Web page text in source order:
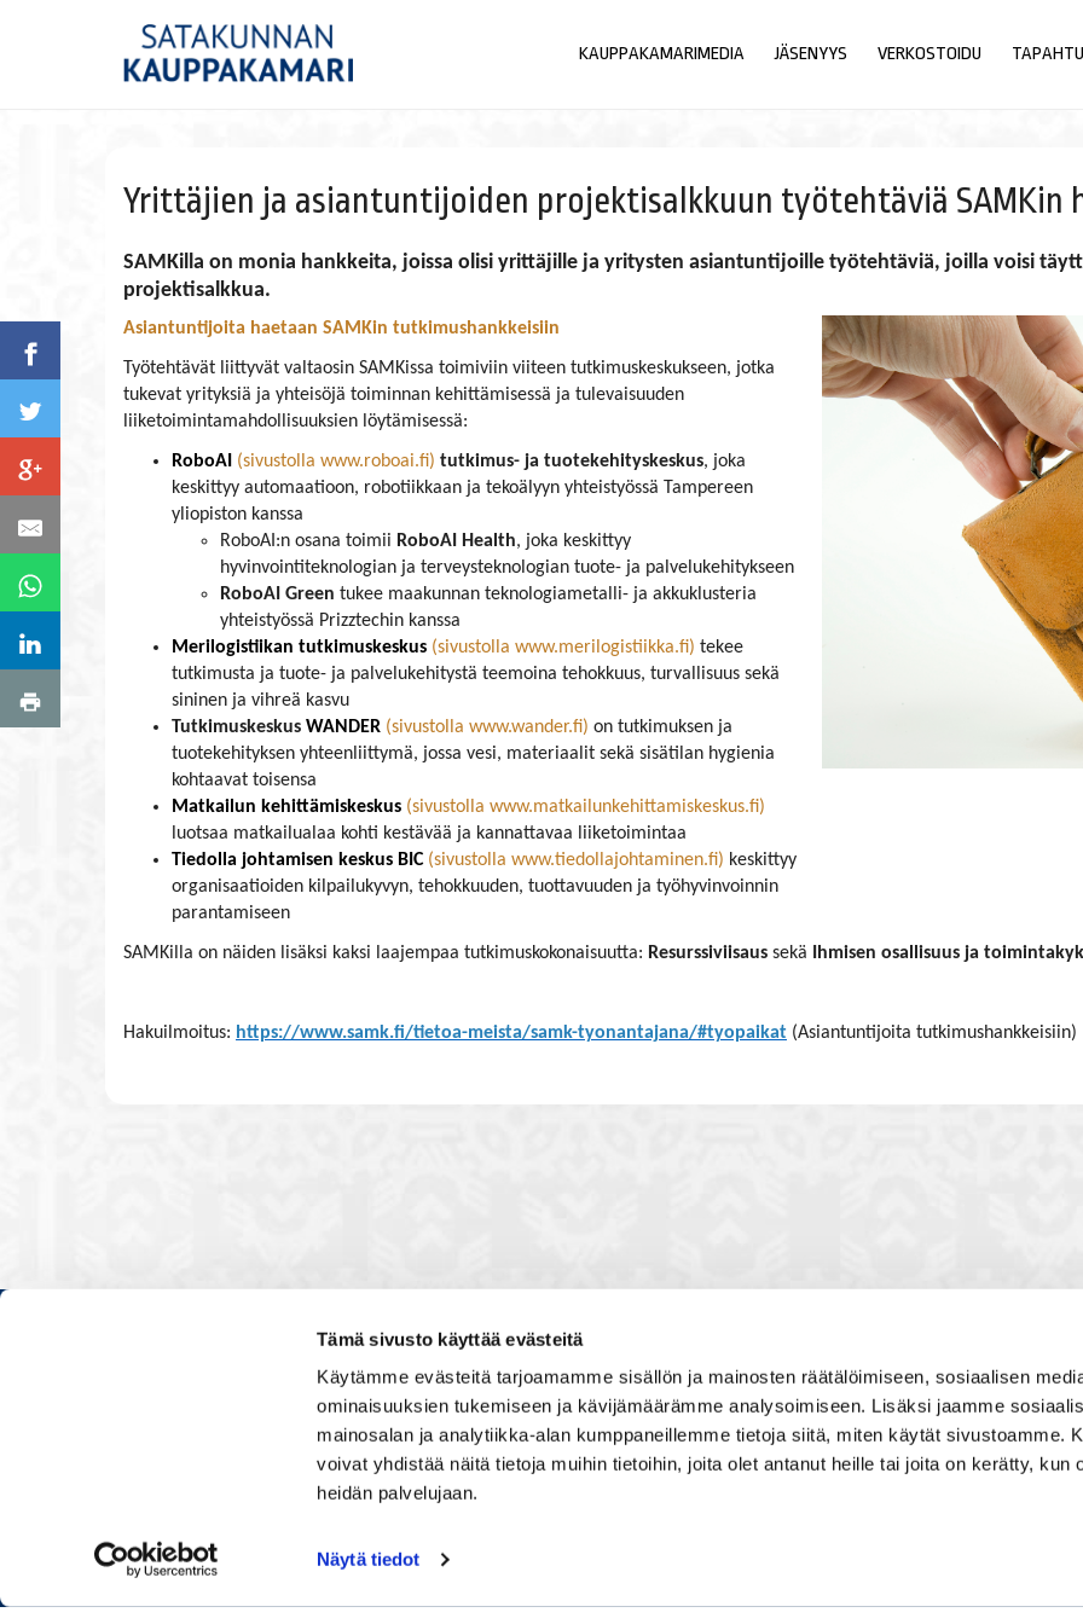
Tämä sivusto käyttää evästeitä
Käytämme evästeitä tarjoamamme sisällön ja mainosten räätälöimiseen, sosiaalisen
ominaisuuksien tukemiseen ja kävijämäärämme analysoimiseen. Lisäksi jaamme
mainosalan ja analytiikka-alan kumppaneillemme tietoja siitä, miten käytät sivustoamme.
voivat yhdistää näitä tietoja muihin tietoihin, joita olet antanut heille tai joita on kerätty, kun
heidän palvelujaan.
Näytä tiedot
KAUPPAKAMARIMEDIA JÄSENYYS VERKOSTOIDU
Yrittäjien ja asiantuntijoiden projektisalkkuun työtehtäviä SAMKin
SAMKilla on monia hankkeita, joissa olisi yrittäjille ja yritysten asiantuntijoille työtehtäviä, joilla voisi
projektisalkkua.
Asiantuntijoita haetaan SAMKin tutkimushankkeisiin
Työtehtävät liittyvät valtaosin SAMKissa toimiviin viiteen tutkimuskeskukseen, jotka
tukevat yrityksiä ja yhteisöjä toiminnan kehittämisessä ja tulevaisuuden
liiketoimintamahdollisuuksien löytämisessä:
RoboAI (sivustolla www.roboai.fi) tutkimus- ja tuotekehityskeskus, joka
keskittyy automaatioon, robotiikkaan ja tekoälyyn yhteistyössä Tampereen
yliopiston kanssa
RoboAI:n osana toimii RoboAI Health, joka keskittyy
hyvinvointiteknologian ja terveysteknologian tuote- ja palvelukehitykseen
RoboAI Green tukee maakunnan teknologiametalli- ja akkuklusteria
yhteistyössä Prizztechin kanssa
Merilogistiikan tutkimuskeskus (sivustolla www.merilogistiikka.fi) tekee
tutkimusta ja tuote- ja palvelukehitystä teemoina tehokkuus, turvallisuus sekä
sininen ja vihreä kasvu
Tutkimuskeskus WANDER (sivustolla www.wander.fi) on tutkimuksen ja
tuotekehityksen yhteenliittymä, jossa vesi, materiaalit sekä sisätilan hygienia
kohtaavat toisensa
Matkailun kehittämiskeskus (sivustolla www.matkailunkehittamiskeskus.fi)
luotsaa matkailualaa kohti kestävää ja kannattavaa liiketoimintaa
Tiedolla johtamisen keskus BIC(sivustolla www.tiedollajohtaminen.fi) keskittyy
organisaatioiden kilpailukyvyn, tehokkuuden, tuottavuuden ja työhyvinvoinnin
parantamiseen
SAMKilla on näiden lisäksi kaksi laajempaa tutkimuskokonaisuutta: Resurssiviisaus sekä Ihmisen osallisuus ja
Hakuilmoitus: https://www.samk.fi/tietoa-meista/samk-tyonantajana/#tyopaikat (Asiantuntijoita tutkimushankkeisiin)
luontevasti kollegoidesi kanssa, solmit kiinnostavia kontakteja
ja vaikutat elinkeinoelämän toimintaedellytyksiin yhdessä
muiden yritysjohtajien kanssa. Olet mukana joukossa, joka
uskoo tulevaisuuteen, ajattelee isosti ja kehittää jatkuvasti
osaamistaan.
Valtakatu 6, 28100 Pori
Avoinna ma - pe 8.30 - 15.30.